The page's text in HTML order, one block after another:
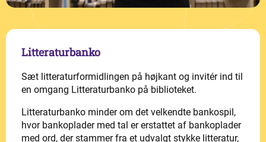
Litteraturbanko
Sæt litteraturformidlingen på højkant og invitér ind til
en omgang Litteraturbanko på biblioteket.
Litteraturbanko minder om det velkendte bankospil,
hvor bankoplader med tal er erstattet af bankoplader
med ord, der stammer fra et udvalgt stykke litteratur,